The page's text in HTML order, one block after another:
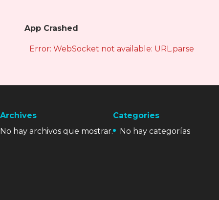
App Crashed
Error: WebSocket not available: URL.parse is
Archives
No hay archivos que mostrar.
Categories
No hay categorías